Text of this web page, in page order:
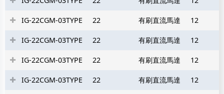
IG-22CGM-03TYPE 22 有刷直流馬達 12
IG-22CGM-03TYPE 22 有刷直流馬達 12
IG-22CGM-03TYPE 22 有刷直流馬達 12
IG-22CGM-03TYPE 22 有刷直流馬達 12